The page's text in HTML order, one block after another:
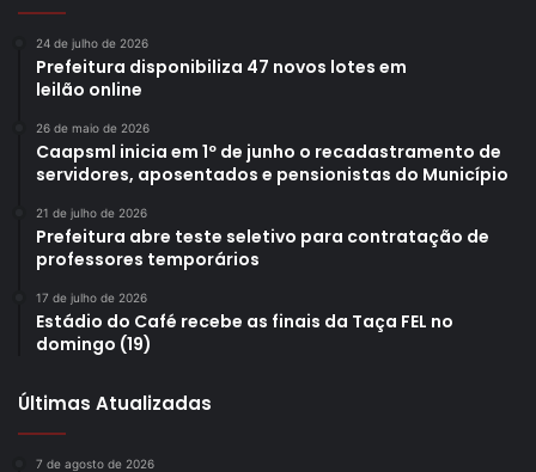
24 de julho de 2026
Prefeitura disponibiliza 47 novos lotes em
leilão online
26 de maio de 2026
Caapsml inicia em 1º de junho o recadastramento de
servidores, aposentados e pensionistas do Município
21 de julho de 2026
Prefeitura abre teste seletivo para contratação de
professores temporários
17 de julho de 2026
Estádio do Café recebe as finais da Taça FEL no
domingo (19)
Últimas Atualizadas
7 de agosto de 2026